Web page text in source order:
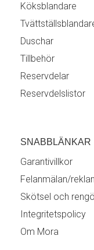
Köksblandare
Duschar
Tillbehör
Reservdelar
Reservdelslistor
SNABBLÄNKAR
Garantivillkor
Felanmälan/
Skötsel och
Integritetspolicy
Om Mora